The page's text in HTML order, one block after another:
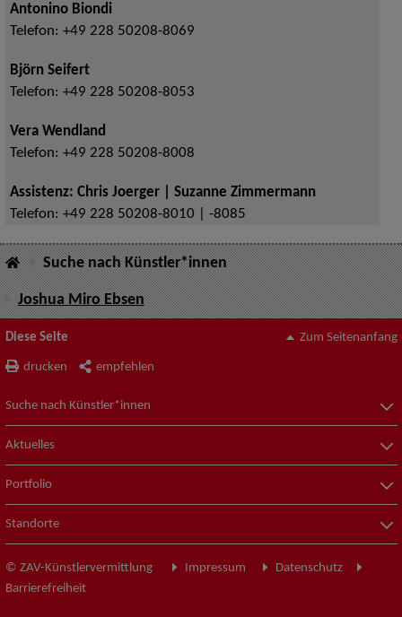
Antonino Biondi
Telefon: +49 228 50208-8069
Björn Seifert
Telefon: +49 228 50208-8053
Vera Wendland
Telefon: +49 228 50208-8008
Assistenz: Chris Joerger | Suzanne Zimmermann
Telefon: +49 228 50208-8010 | -8085
Suche nach Künstler*innen
Joshua Miro Ebsen
Diese Seite
drucken empfehlen
Zum Seitenanfang
Suche nach Künstler*innen
Aktuelles
Portfolio
Standorte
© ZAV-Künstlervermittlung Impressum
Datenschutz
Barrierefreiheit